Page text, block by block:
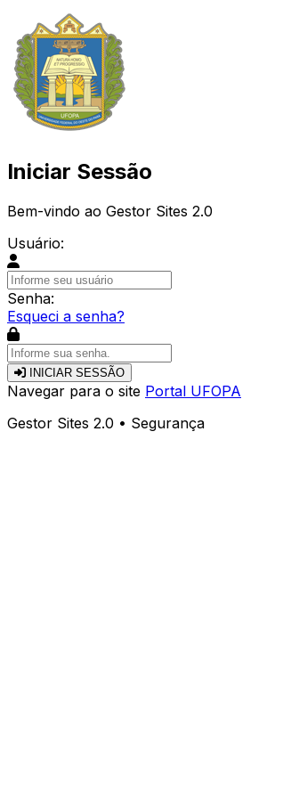
Iniciar Sessão
Bem-vindo ao Gestor Sites 2.0
Usuário:
Senha:
Esqueci a senha?
INICIAR SESSÃO
Navegar para o site Portal UFOPA
Gestor Sites 2.0 • Segurança